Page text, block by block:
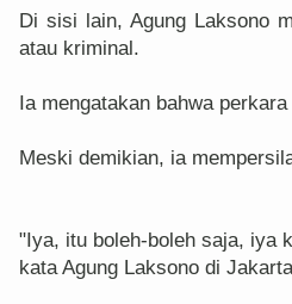
Di sisi lain, Agung Laksono
atau kriminal.
Ia mengatakan bahwa
Meski demikian, ia
"Iya, itu boleh-boleh saja, iya
kata Agung Laksono di